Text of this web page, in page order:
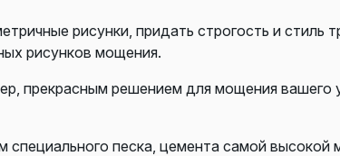
рисунки, придать строгость и стиль
рисунков мощения.
прекрасным решением для мощения вашего
специального песка, цемента самой высокой